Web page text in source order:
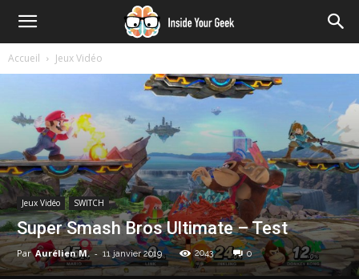
Accueil Jeux Vidéo
Jeux Vidéo SWITCH
Super Smash Bros Ultimate – Test
Par Aurélien M. - 11 janvier 2019 2043 0